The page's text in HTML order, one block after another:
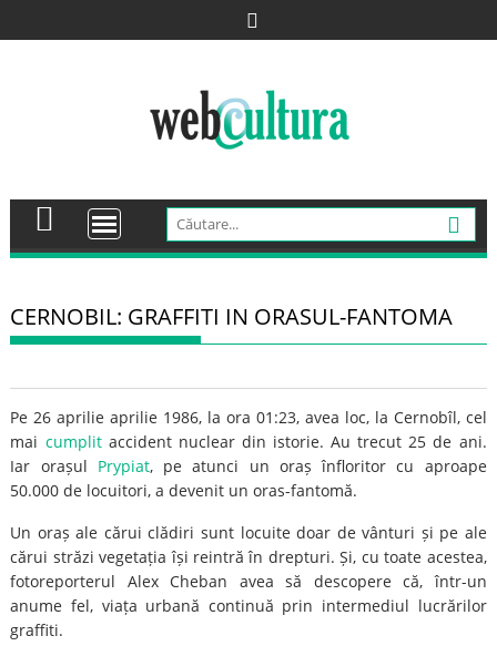
to
CERNOBIL: GRAFFITI IN ORASUL-FANTOMA
Pe 26 aprilie aprilie 1986, la ora 01:23, avea loc, la Cernobîl, cel
mai cumplitaccident nuclear din istorie. Au trecut 25 de ani.
Iar orașul Prypiat, pe atunci un oraș înfloritor cu aproape
50.000 de locuitori, a devenit un oras-fantomă.
Un oraș ale cărui clădiri sunt locuite doar de vânturi și pe ale
cărui străzi vegetația își reintră în drepturi. Și, cu toate acestea,
fotoreporterul Alex Cheban avea să descopere că, într-un
anume fel, viața urbană continuă prin intermediul lucrărilor
graffiti.